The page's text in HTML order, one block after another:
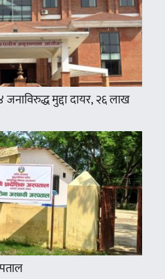
जनाविरुद्ध मुद्दा दायर, २६ लाख